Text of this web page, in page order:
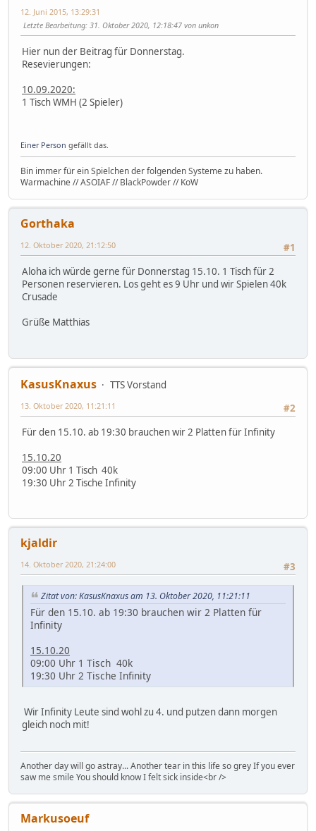
12. Juni 2015, 13:29:31
Letzte Bearbeitung: 31. Oktober 2020, 12:18:47 von unkon
Hier nun der Beitrag für Donnerstag.
Resevierungen:
10.09.2020:
1 Tisch WMH (2 Spieler)
Einer Person gefällt das.
Bin immer für ein Spielchen der folgenden Systeme zu haben.
Warmachine // ASOIAF // BlackPowder // KoW
Gorthaka
#1
12. Oktober 2020, 21:12:50
Aloha ich würde gerne für Donnerstag 15.10. 1 Tisch für 2
Personen reservieren. Los geht es 9 Uhr und wir Spielen 40k
Crusade
Grüße Matthias
KasusKnaxus
TTS Vorstand
#2
13. Oktober 2020, 11:21:11
Für den 15.10. ab 19:30 brauchen wir 2 Platten für Infinity
15.10.20
09:00 Uhr 1 Tisch 40k
19:30 Uhr 2 Tische Infinity
kjaldir
#3
14. Oktober 2020, 21:24:00
Zitat von: KasusKnaxus am 13. Oktober 2020, 11:21:11
Für den 15.10. ab 19:30 brauchen wir 2 Platten für
Infinity
15.10.20
09:00 Uhr 1 Tisch 40k
19:30 Uhr 2 Tische Infinity
Wir Infinity Leute sind wohl zu 4. und putzen dann morgen
gleich noch mit!
Another day will go astray... Another tear in this life so grey If you ever
saw me smile You should know I felt sick inside<br />
Markusoeuf